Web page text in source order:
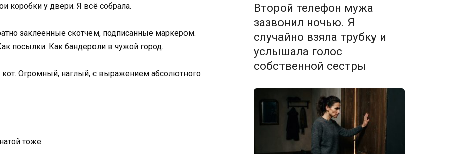
коробки у двери. Я всё собрала.
заклеенные скотчем, подписанные маркером.
посылки. Как бандероли в чужой город.
Огромный, наглый, с выражением абсолютного
тоже.
Второй телефон мужа
зазвонил ночью. Я
случайно взяла трубку и
услышала голос
собственной сестры